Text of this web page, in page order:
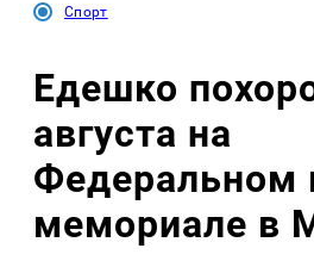
Спорт
Едешко
августа на
Федеральном
мемориале в